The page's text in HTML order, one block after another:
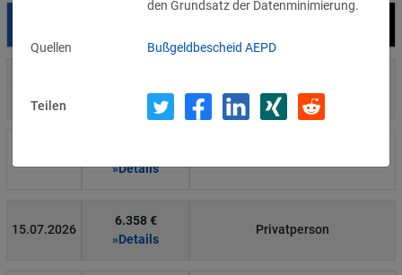
29.07.2026
»Details
»Details
15.07.2026
6.358 €
»Details
Privatperson
den Grundsatz der Datenminimierung.
Quellen Bußgeldbescheid AEPD
Teilen